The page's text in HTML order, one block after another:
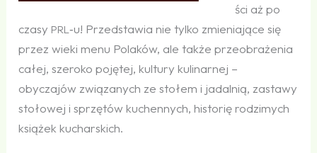
ści aż po
czasy PRL‑u! Przedstawia nie tylko zmieniające się
przez wieki menu Polaków, ale także przeobrażenia
całej, szeroko pojętej, kultury kulinarnej –
obyczajów związanych ze stołem i jadalnią, zastawy
stołowej i sprzętów kuchennych, historię rodzimych
książek kucharskich.